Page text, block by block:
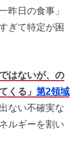
昨日の食事」
ぎて特定が困
はないが、の
くる」第2領域
ない不確実な
ルギーを割い